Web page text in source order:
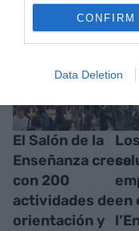
CONFIRM
Data Deletion
El Salón de la
Enseñanza crece
con 200
actividades de
orientación y
en